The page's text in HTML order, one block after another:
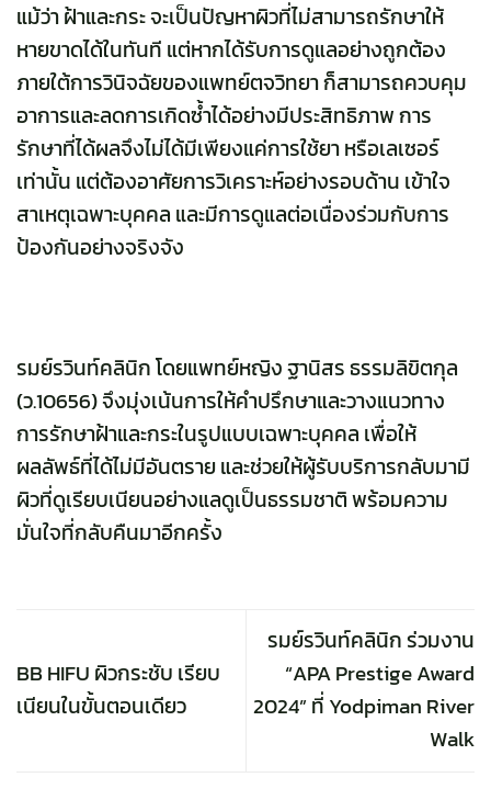
แม้ว่า ฝ้าและกระ จะเป็นปัญหาผิวที่ไม่สามารถรักษาให้
หายขาดได้ในทันที แต่หากได้รับการดูแลอย่างถูกต้อง
ภายใต้การวินิจฉัยของแพทย์ตจวิทยา ก็สามารถควบคุม
อาการและลดการเกิดซ้ำได้อย่างมีประสิทธิภาพ การ
รักษาที่ได้ผลจึงไม่ได้มีเพียงแค่การใช้ยา หรือเลเซอร์
เท่านั้น แต่ต้องอาศัยการวิเคราะห์อย่างรอบด้าน เข้าใจ
สาเหตุเฉพาะบุคคล และมีการดูแลต่อเนื่องร่วมกับการ
ป้องกันอย่างจริงจัง
รมย์รวินท์คลินิกโดยแพทย์หญิง ฐานิสร ธรรมลิขิตกุล
(ว.10656) จึงมุ่งเน้นการให้คำปรึกษาและวางแนวทาง
การรักษาฝ้าและกระในรูปแบบเฉพาะบุคคล เพื่อให้
ผลลัพธ์ที่ได้ไม่มีอันตราย และช่วยให้ผู้รับบริการกลับมามี
ผิวที่ดูเรียบเนียนอย่างแลดูเป็นธรรมชาติ พร้อมความ
มั่นใจที่กลับคืนมาอีกครั้ง
BB HIFU ผิวกระชับ เรียบ
เนียนในขั้นตอนเดียว
รมย์รวินท์คลินิก ร่วมงาน
“APA Prestige Award
2024” ที่ Yodpiman River
Walk